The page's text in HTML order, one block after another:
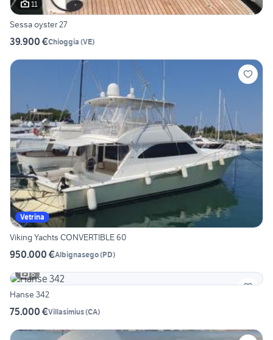
11
Sessa oyster 27
39.900 €Chioggia (VE)
Vetrina
Viking Yachts CONVERTIBLE 60
950.000 €Albignasego(PD)
6
Hanse 342
75.000 €Villasimius(CA)